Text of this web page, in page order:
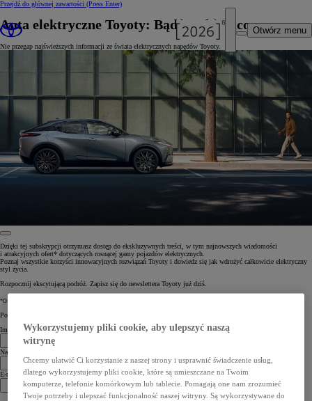
Przejdź do głównej zawartości (Press Enter)
Otwórz menu
Auta elektryczne Toyoty: Bądź na bieżąco
Nie przegap najświeższych informacji ze świata elektrycznych napędów Toyoty.
Dzięki tej subskrypcji otrzymasz dostęp do ekskluzywnych treści, w tym najnowszych wiadomości
i atrakcyjnych ofert* dotyczących rosnącej gamy pojazdów elektrycznych.
Poznaj wszystkie korzyści innowacyjnych rozwiązań Toyoty i dowiedz się jak wdrożyć całkowicie elektryczny
styl życia.
Rozpocznij ekscytującą podróż. Zapisz się do newslettera Toyoty już dziś.
*Oferty mogą obejmować finansowanie, ubezpieczenie lub usługi serwisowe.
Powiedz nam coś o sobie
Imię
Nazwisko
E-mail
Wykorzystujemy pliki cookie, aby ulepszyć naszą
witrynę
Chcemy ułatwić Ci korzystanie z naszej strony i usprawnić świadczenie usług,
dlatego wykorzystujemy pliki cookie, które są umieszczane na Twoim
komputerze, telefonie komórkowym lub tablecie. Pomagają one nam zrozumieć
Twoje potrzeby i ulepszać funkcjonalność naszej witryny. Są wykorzystywane do